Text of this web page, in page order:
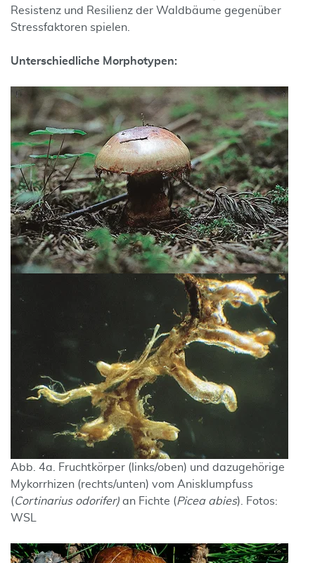
Resistenz und Resilienz der Waldbäume gegenüber
Stressfaktoren spielen.
Unterschiedliche Morphotypen:
Abb. 4a. Fruchtkörper (links/oben) und dazugehörige
Mykorrhizen (rechts/unten) vom Anisklumpfuss
(Cortinarius odorifer) an Fichte (Picea abies). Fotos:
WSL